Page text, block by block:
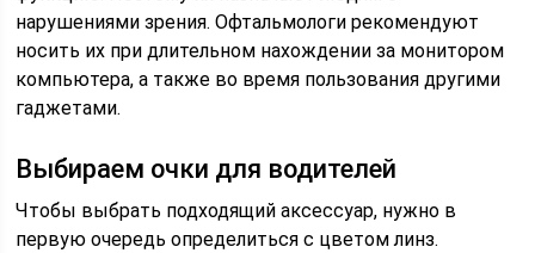
нарушениями зрения. Офтальмологи рекомендуют
носить их при длительном нахождении за монитором
компьютера, а также во время пользования другими
гаджетами.
Выбираем очки для водителей
Чтобы выбрать подходящий аксессуар, нужно в
первую очередь определиться с цветом линз.